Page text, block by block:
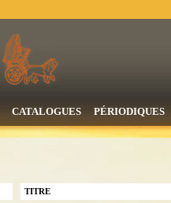
CATALOGUES PÉRIODIQUES
TITRE